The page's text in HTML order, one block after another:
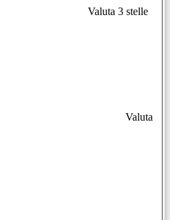
Valuta 3 stelle
Valuta